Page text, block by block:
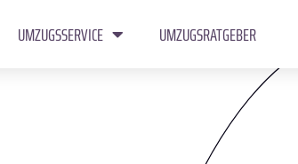
UMZUGSSERVICE UMZUGSRATGEBER